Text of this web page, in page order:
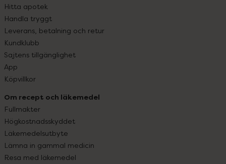
Hitta apotek
Handla tryggt
Leverans, betalning och retur
Kundklubb
Sajtens tillgänglighet
App
Köpvillkor
Om recept och läkemedel
Fullmakter
Högkostnadsskyddet
Läkemedelsutbyte
Lämna in gammal medicin
Resa med läkemedel